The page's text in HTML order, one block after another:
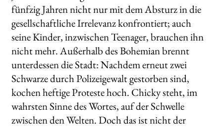
fünfzig Jahren nicht nur mit dem Absturz in die
gesellschaftliche Irrelevanz konfrontiert; auch
seine Kinder, inzwischen Teenager, brauchen ihn
nicht mehr. Außerhalb des Bohemian brennt
unterdessen die Stadt: Nachdem erneut zwei
Schwarze durch Polizeigewalt gestorben sind,
kochen heftige Proteste hoch. Chicky steht, im
wahrsten Sinne des Wortes, auf der Schwelle
zwischen den Welten. Doch das ist nicht der